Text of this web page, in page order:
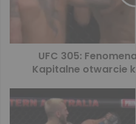
UFC 305:
Kapitalne otwarcie